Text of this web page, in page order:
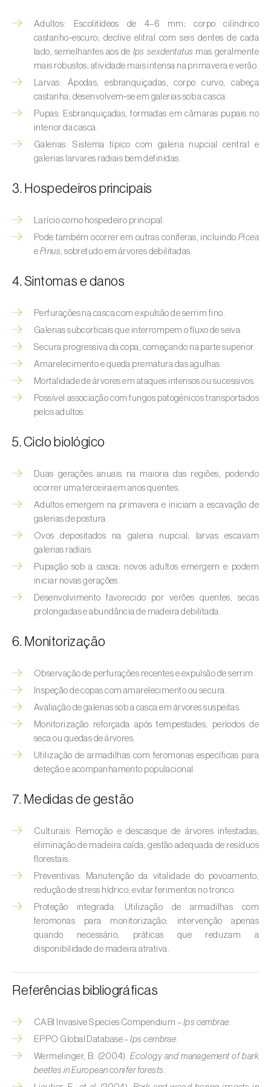
Afídeo-lanígero-das-macieiras ( Eriosoma
lanigerum
Afídeo-negro-do-feijão ( Aphis fabae
Afídeo-negro-do-pessegueiro
(
Brachycaudus persicae)
Afídeo-verde (Myzus persicae)
helichrysi)
(
Brachycaudus amygdalinus
Afídeo-verde-da-macieira (Aphis pomi
Afídeo-verde-dos-citrinos (
Afídeos
Alfinetes (Agriotes spp. )
Aranhiço-vermelho ( Tetranychus urticae
Besouro‑verde‑das‑tílias (Lytta vesicatoria)
funebrana)
fasciana)
Bichado-da-castanha-do-tarde (Cydia
splendana)
Bichado-da-castanha-intermédio (
fagiglandana )
Borboleta-branca-grande-da-couve (Pieris
(
Pieris rapae)
Broca-africana-do-caule-do-milho
Busseola fusca )
Broca-do-chá (Euwallacea fornicatus, E.
fornicatior, E. perbrevis e E. kuroshio)
(Diatraea saccharalis)
Broca-dos-ramos-do-pessegueiro (Anarsia
lineatella)
Broca-listrada-do-caule-do-arroz (Chilo
suppressalis)
Broca-pequena-do-tomateiro
Neoleucinodes elegantalis)
Burgo-da-azinheira (
Cigarrinha-espumadora (Philaenus
spumarius)
Cigarrinhas (Jacobiasca lybica, Scaphoideus
titanus e Empoasca spp.)
Adultos: Escolitídeos de 4–6 mm; corpo cilíndrico
castanho‑escuro; declive elitral com seis dentes de cada
lado, semelhantes aos de Ips sexdentatus mas geralmente
mais robustos; atividade mais intensa na primavera e verão.
Larvas: Ápodas, esbranquiçadas, corpo curvo, cabeça
castanha; desenvolvem‑se em galerias sob a casca.
Pupas: Esbranquiçadas, formadas em câmaras pupais no
interior da casca.
Galerias: Sistema típico com galeria nupcial central e
galerias larvares radiais bem definidas.
3. Hospedeiros principais
Larício como hospedeiro principal.
Pode também ocorrer em outras coníferas, incluindo Picea
e Pinus, sobretudo em árvores debilitadas.
4. Sintomas e danos
Perfurações na casca com expulsão de serrim fino.
Galerias subcorticais que interrompem o fluxo de seiva.
Secura progressiva da copa, começando na parte superior.
Amarelecimento e queda prematura das agulhas.
Mortalidade de árvores em ataques intensos ou sucessivos.
Possível associação com fungos patogénicos transportados
pelos adultos.
5. Ciclo biológico
Duas gerações anuais na maioria das regiões, podendo
ocorrer uma terceira em anos quentes.
Adultos emergem na primavera e iniciam a escavação de
galerias de postura.
Ovos depositados na galeria nupcial; larvas escavam
galerias radiais.
Pupação sob a casca; novos adultos emergem e podem
iniciar novas gerações.
Desenvolvimento favorecido por verões quentes, secas
prolongadas e abundância de madeira debilitada.
6. Monitorização
Observação de perfurações recentes e expulsão de serrim.
Inspeção de copas com amarelecimento ou secura.
Avaliação de galerias sob a casca em árvores suspeitas.
Monitorização reforçada após tempestades, períodos de
seca ou quedas de árvores.
Utilização de armadilhas com feromonas específicas para
deteção e acompanhamento populacional.
7. Medidas de gestão
Culturais: Remoção e descasque de árvores infestadas;
eliminação de madeira caída; gestão adequada de resíduos
florestais.
Preventivas: Manutenção da vitalidade do povoamento;
redução de stress hídrico; evitar ferimentos no tronco.
Proteção integrada: Utilização de armadilhas com
feromonas para monitorização; intervenção apenas
quando necessário; práticas que reduzam a
disponibilidade de madeira atrativa.
Referências bibliográficas
CABI Invasive Species Compendium – Ips cembrae
EPPO Global Database –Ips cembrae
Wermelinger, B. (2004). Ecology and management of bark
beetles in European conifer forests